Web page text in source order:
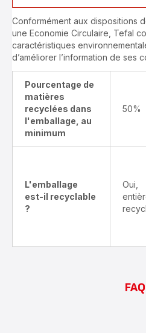
Conformément aux dispositions
une Economie Circulaire, Tefal
caractéristiques
d’améliorer l’information de ses
Pourcentage de
matières
recyclées dans
l'emballage, au
minimum
50%
L'emballage
est-il recyclable
?
Oui,
FAQ